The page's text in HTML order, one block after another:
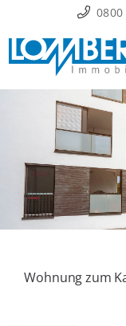
Inhalt
springen
0800
Wohnung zum